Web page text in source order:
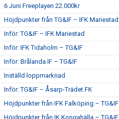
6 Juni Freeplayen 22.000kr
Höjdpunkter från TG&IF – IFK Mariestad
Inför: TG&IF – IFK Mariestad
Inför: IFK Tidaholm – TG&IF
Inför: Brålanda IF – TG&IF
Inställd loppmarknad
Inför: TG&IF – Åsarp-Trädet FK
Höjdpunkter från IFK Falköping – TG&IF
Höjdpunkter från IK Kongahälla – TG&IF